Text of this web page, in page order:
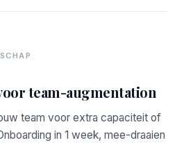
team-augmentation
team voor extra capaciteit of
in 1 week, mee-draaien